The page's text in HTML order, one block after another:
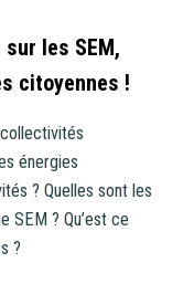
les SEM,
citoyennes !
énergies
? Quelles sont les
SEM ? Qu’est ce
?